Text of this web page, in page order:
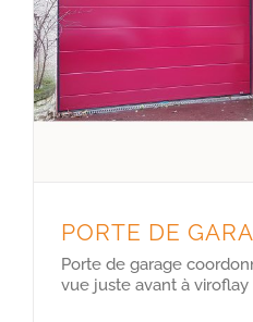
PORTE DE
Porte de garage
vue juste avant à viroflay